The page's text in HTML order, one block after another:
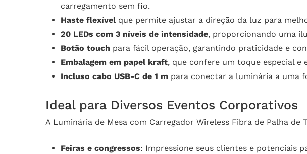
carregamento sem fio.
Haste flexívelque permite ajustar a direção da luz para
20 LEDs com 3 níveis de intensidade, proporcionando uma
Botão touch para fácil operação, garantindo praticidade e
Embalagem em papel kraft, que confere um toque especial e
Incluso cabo USB-C de 1 m para conectar a luminária a uma
Ideal para Diversos Eventos Corporativos
A Luminária de Mesa com Carregador Wireless Fibra de Palha
Feiras e congressos: Impressione seus clientes e potenciais